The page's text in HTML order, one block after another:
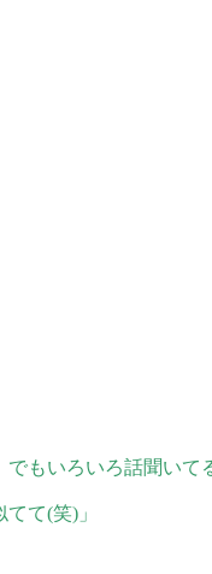
でもいろいろ話聞いて
て(笑)」